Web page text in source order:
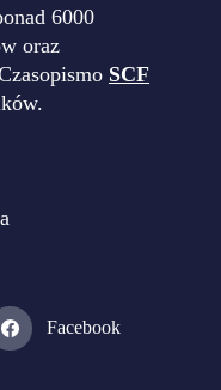
6000
oraz
SCF
Facebook